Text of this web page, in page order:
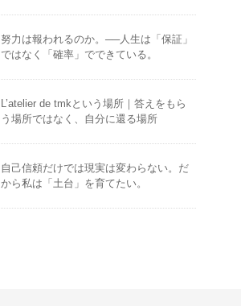
努力は報われるのか。──人生は「保証」
ではなく「確率」でできている。
L’atelier de tmkという場所｜答えをもら
う場所ではなく、自分に還る場所
自己信頼だけでは現実は変わらない。だ
から私は「土台」を育てたい。